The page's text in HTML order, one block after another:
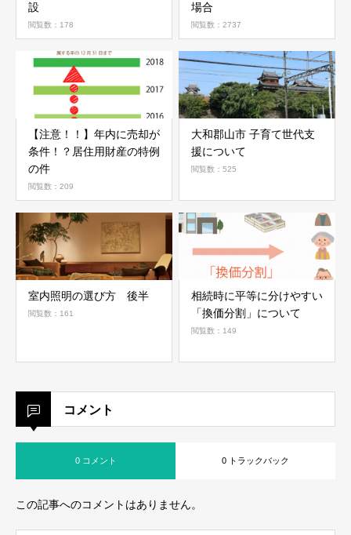
設
閲覧数：178
場合
閲覧数：2737
【注意！！】年内に売却が
条件！？居住用財産の特例
の件
閲覧数：209
大和郡山市 子育て世代支
援について
閲覧数：525
室内照明の選び方 後半
閲覧数：161
相続時に平等に分けやすい
「換価分割」について
閲覧数：149
コメント
0 コメント 0 トラックバック
この記事へのコメントはありません。